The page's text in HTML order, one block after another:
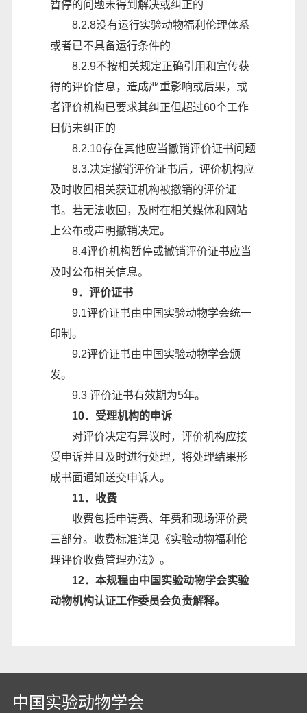
暂停的问题未得到解决或纠正的
8.2.8没有运行实验动物福利伦理体系
或者已不具备运行条件的
8.2.9不按相关规定正确引用和宣传获
得的评价信息，造成严重影响或后果，或
者评价机构已要求其纠正但超过60个工作
日仍未纠正的
8.2.10存在其他应当撤销评价证书问题
8.3.决定撤销评价证书后，评价机构应
及时收回相关获证机构被撤销的评价证
书。若无法收回，及时在相关媒体和网站
上公布或声明撤销决定。
8.4评价机构暂停或撤销评价证书应当
及时公布相关信息。
9．评价证书
9.1评价证书由中国实验动物学会统一
印制。
9.2评价证书由中国实验动物学会颁
发。
9.3 评价证书有效期为5年。
10．受理机构的申诉
对评价决定有异议时，评价机构应接
受申诉并且及时进行处理，将处理结果形
成书面通知送交申诉人。
11．收费
收费包括申请费、年费和现场评价费
三部分。收费标准详见《实验动物福利伦
理评价收费管理办法》。
12．本规程由中国实验动物学会实验
动物机构认证工作委员会负责解释。
中国实验动物学会